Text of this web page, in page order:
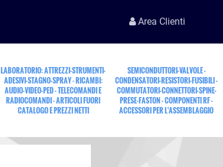
Area Clienti
LABORATORIO: ATTREZZI-STRUMENTI-
ADESIVI-STAGNO-SPRAY - RICAMBI:
AUDIO-VIDEO-PED - TELECOMANDI E
RADIOCOMANDI - ARTICOLI FUORI
CATALOGO E PREZZI NETTI
SEMICONDUTTORI-VALVOLE -
CONDENSATORI-RESISTORI-FUSIBILI -
COMMUTATORI-CONNETTORI-SPINE-
PRESE-FASTON - COMPONENTI RF -
ACCESSORI PER L'ASSEMBLAGGIO